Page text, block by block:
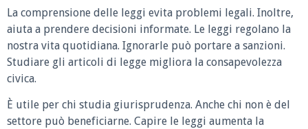
La comprensione delle leggi evita problemi legali. Inoltre,
aiuta a prendere decisioni informate. Le leggi regolano la
nostra vita quotidiana. Ignorarle può portare a sanzioni.
Studiare gli articoli di legge migliora la consapevolezza
civica.
È utile per chi studia giurisprudenza. Anche chi non è del
settore può beneficiarne. Capire le leggi aumenta la